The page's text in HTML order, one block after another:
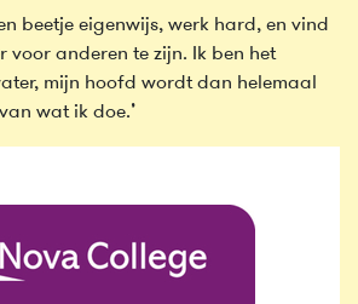
beetje eigenwijs, werk hard, en vind
voor anderen te zijn. Ik ben het
mijn hoofd wordt dan helemaal
wat ik doe.’